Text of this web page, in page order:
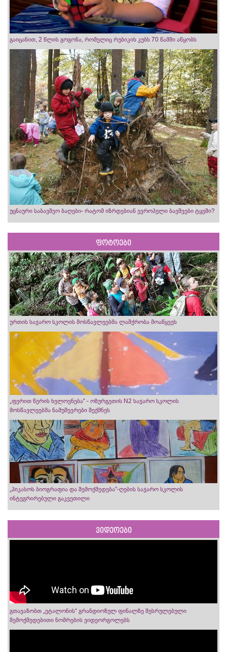
გაიცანით, 2 წლის გოგონა, რომელიც რუბიკის კუბს 70 წამში აწყობს
უცნაური საბავშვო ბაღები- რატომ იზრდებიან ევროპელი ბავშვები ტყეში?
ფოტოები
ურთის საჯარო სკოლის მოსწავლეებმა ლაშქრობა მოაწყვეს
„ფერით წერის ხელოვნება“ - ოზურგეთის N2 საჯარო სკოლის
მოსწავლეებმა ნამუშევრები შექმნეს
„პიკასოს ბიოგრაფია და შემოქმედება“-ღების საჯარო სკოლის
ინტეგრირებული გაკვეთილი
ვიდეოები
გთავაზობთ „ეტალონის“ გრანდიოზულ ფინალზე შესრულებული
შემოქმედებითი ნომრების ვიდეორგოლებს